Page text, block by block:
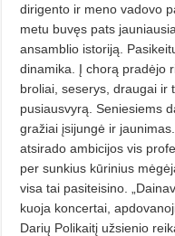
dirigento ir meno vadovo
metu buvęs pats
ansamblio istoriją.
dinamika. Į chorą pradėjo
broliai, seserys, drau­gai ir
pusiausvyrą. Seniesiems
gražiai įsijungė ir
atsirado ambicijos vis
per sunkius kūri­nius
visa tai pasiteisino.
kuoja koncertai,
Darių Polikaitį užsienio